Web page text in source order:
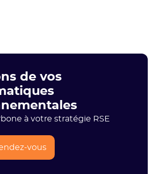
de vos
à votre stratégie RSE
vous